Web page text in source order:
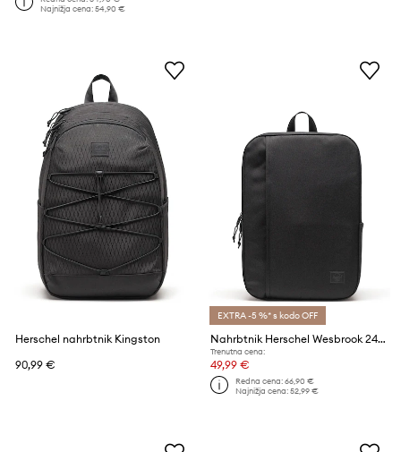
Najnižja cena:54,90 €
Herschel nahrbtnik Kingston
90,99 €
EXTRA -5 %* s kodo OFF
Nahrbtnik Herschel Wesbrook 24 L
Trenutna cena:
49,99 €
Redna cena:66,90 €
Najnižja cena:52,99 €